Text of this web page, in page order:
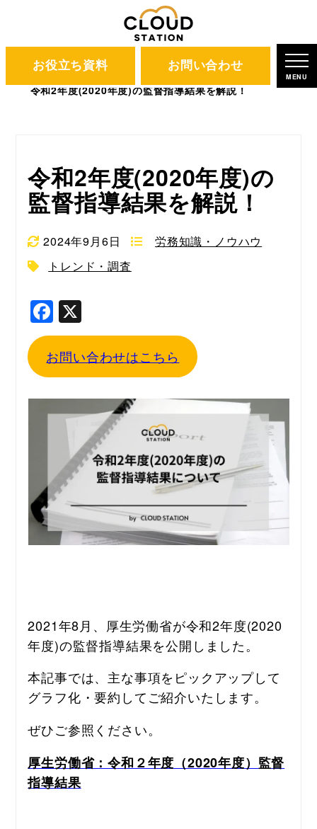
お役立ち資料 お問い合わせ
MENU
CLOUD STATION
ブログ
令和2年度(2020年度)の監督指導結果を解説！
令和2年度(2020年度)の
監督指導結果を解説！
2024年9月6日
労務知識・ノウハウ
トレンド・調査
F
a
c
e
b
o
k
お問い合わせはこちら
2021年8月、厚生労働省が令和2年度(2020
年度)の監督指導結果を公開しました。
本記事では、主な事項をピックアップして
グラフ化・要約してご紹介いたします。
ぜひご参照ください。
厚生労働省：令和２年度（2020年度）監督
指導結果